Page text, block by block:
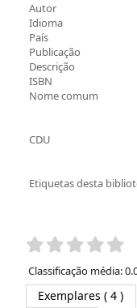
Autor
Idioma
País
Publicação
Descrição
ISBN
Nome comum
CDU
Etiquetas desta
Pontuação
Classificação média:
Exemplares ( 4 )